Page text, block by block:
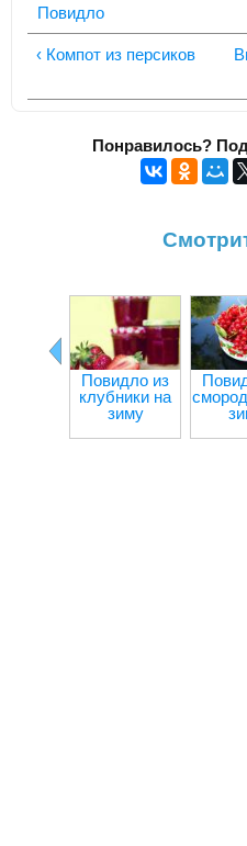
Повидло
‹ Компот из персиков
Понравилось?
Повидло из
клубники на
зиму